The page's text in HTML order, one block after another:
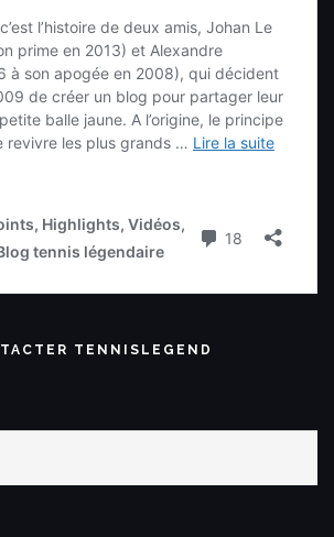
TENNISLEGEND